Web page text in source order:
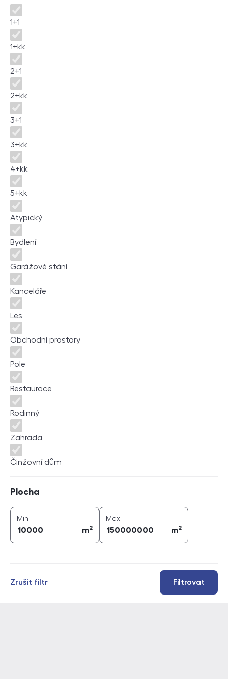
Dispozice
1+1
1+kk
2+1
2+kk
3+1
3+kk
4+kk
5+kk
Atypický
Bydlení
Garážové stání
Kanceláře
Les
Obchodní prostory
Pole
Restaurace
Rodinný
Zahrada
Činžovní dům
Plocha
Min
m2
Maxplocha (
m2
Filtrovat
Zrušit filtr